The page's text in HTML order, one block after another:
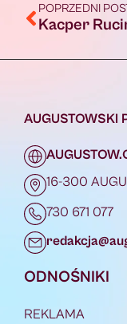
POPRZEDNI
AUGUSTOWSKI
16-300
730 671 077
ODNOŚNIKI
REKLAMA